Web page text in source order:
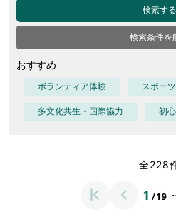
検索する
検索条件を
おすすめ
ボランティア体験 スポーツ
多文化共生・国際協力 初
全228
1 /19